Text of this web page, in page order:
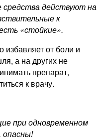
средства действуют на
к
«стойкие».
избавляет от боли и
а на других не
препарат,
к врачу.
при одновременном
опасны!